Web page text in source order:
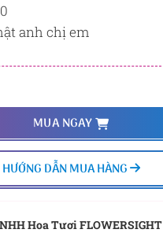
anh chị em
MUA NGAY
HƯỚNG DẪN MUA HÀNG
Hoa Tươi FLOWERSIGHT